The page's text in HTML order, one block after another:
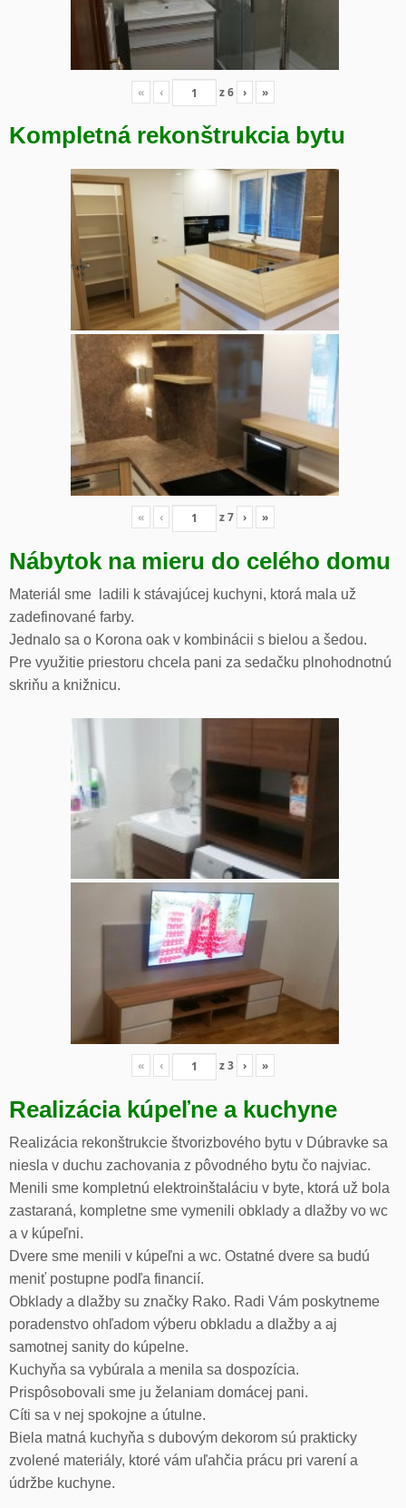
« ‹ z6 › »
Kompletná rekonštrukcia bytu
« ‹ z7 › »
Nábytok na mieru do celého domu
Materiál sme ladili k stávajúcej kuchyni, ktorá mala už
zadefinované farby.
Jednalo sa o Korona oak v kombinácii s bielou a šedou.
Pre využitie priestoru chcela pani za sedačku plnohodnotnú
skriňu a knižnicu.
« ‹ z3 › »
Realizácia kúpeľne a kuchyne
Realizácia rekonštrukcie štvorizbového bytu v Dúbravke sa
niesla v duchu zachovania z pôvodného bytu čo najviac.
Menili sme kompletnú elektroinštaláciu v byte, ktorá už bola
zastaraná, kompletne sme vymenili obklady a dlažby vo wc
a v kúpeľni.
Dvere sme menili v kúpeľni a wc. Ostatné dvere sa budú
meniť postupne podľa financií.
Obklady a dlažby su značky Rako. Radi Vám poskytneme
poradenstvo ohľadom výberu obkladu a dlažby a aj
samotnej sanity do kúpelne.
Kuchyňa sa vybúrala a menila sa dospozícia.
Prispôsobovali sme ju želaniam domácej pani.
Cíti sa v nej spokojne a útulne.
Biela matná kuchyňa s dubovým dekorom sú prakticky
zvolené materiály, ktoré vám uľahčia prácu pri varení a
údržbe kuchyne.